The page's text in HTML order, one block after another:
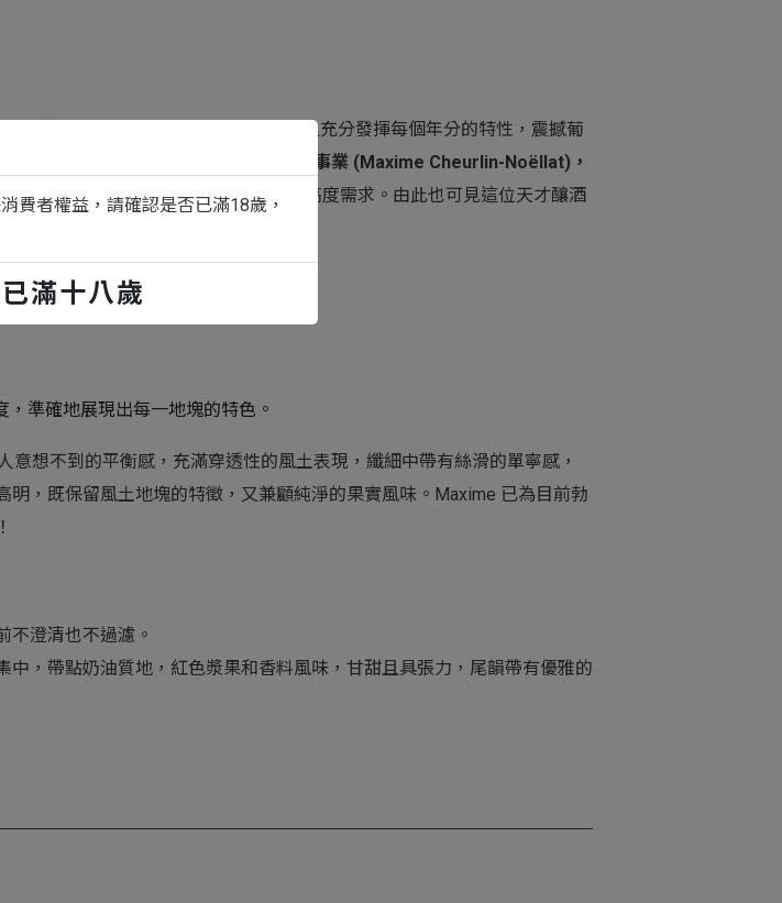
費者權益，請確認是否已滿18歲，
滿十八歲
憑藉一款又一款的佳釀，以及在酒款上充分發揮每個年分的特性，震撼葡
Maxime Cheurlin 另成立了微型酒商事業 (Maxime Cheurlin-Noëllat)，
，以便滿足對 Georges Noellat 酒莊的高度需求。由此也可見這位天才釀酒
準確地展現出每一地塊的特色。
想不到的平衡感，充滿穿透性的風土表現，纖細中帶有絲滑的單寧感，
，既保留風土地塊的特徵，又兼顧純淨的果實風味。Maxime 已為目前勃
不澄清也不過濾。
，帶點奶油質地，紅色漿果和香料風味，甘甜且具張力，尾韻帶有優雅的